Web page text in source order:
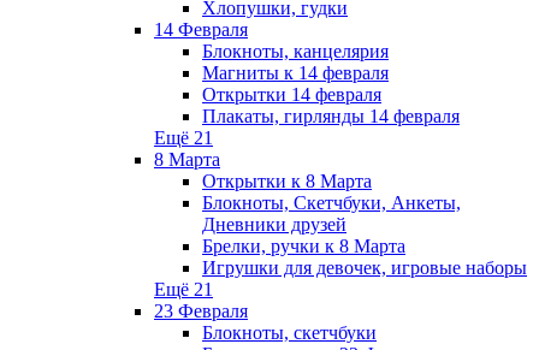
Хлопушки, гудки
14 Февраля
Блокноты, канцелярия
Магниты к 14 февраля
Открытки 14 февраля
Плакаты, гирлянды 14 февраля
Ещё 21
8 Марта
Открытки к 8 Марта
Блокноты, Скетчбуки, Анкеты,
Дневники друзей
Брелки, ручки к 8 Марта
Игрушки для девочек, игровые наборы
Ещё 21
23 Февраля
Блокноты, скетчбуки